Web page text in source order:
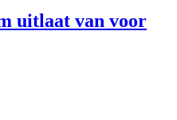
uitlaat van voor